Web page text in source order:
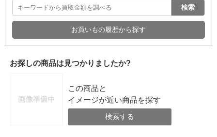
検索
お買いもの履歴から探す
お探しの商品は見つかりましたか?
この商品と
イメージが近い商品を探す
検索する